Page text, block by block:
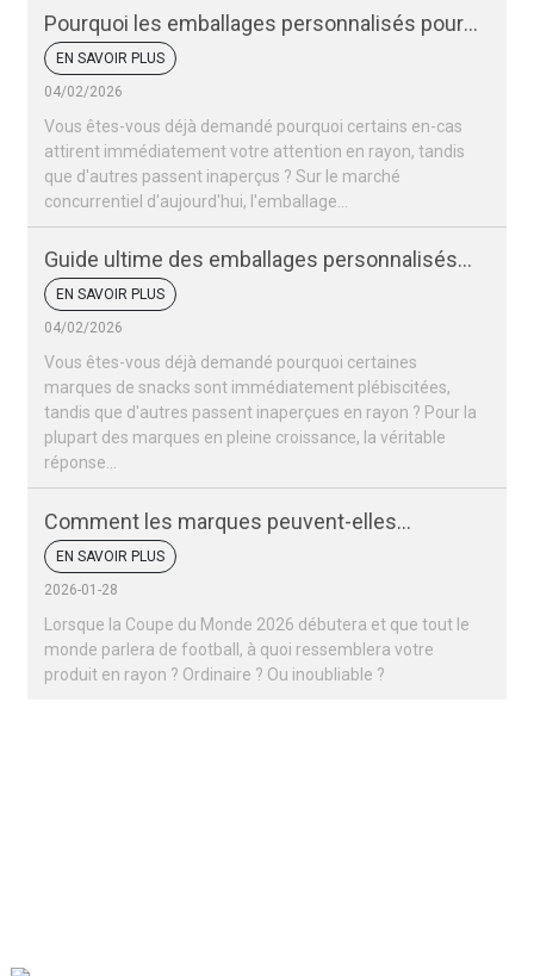
Pourquoi les emballages personnalisés pour
vos snacks sont-ils si importants pour votre
marque ?
EN SAVOIR PLUS
04/02/2026
Vous êtes-vous déjà demandé pourquoi certains en-cas
attirent immédiatement votre attention en rayon, tandis
que d'autres passent inaperçus ? Sur le marché
concurrentiel d'aujourd'hui, l'emballage…
Guide ultime des emballages personnalisés
pour snacks
EN SAVOIR PLUS
04/02/2026
Vous êtes-vous déjà demandé pourquoi certaines
marques de snacks sont immédiatement plébiscitées,
tandis que d'autres passent inaperçues en rayon ? Pour la
plupart des marques en pleine croissance, la véritable
réponse…
Comment les marques peuvent-elles
remporter un succès retentissant lors de la
Coupe du monde 2026 ?
EN SAVOIR PLUS
2026-01-28
Lorsque la Coupe du Monde 2026 débutera et que tout le
monde parlera de football, à quoi ressemblera votre
produit en rayon ? Ordinaire ? Ou inoubliable ?